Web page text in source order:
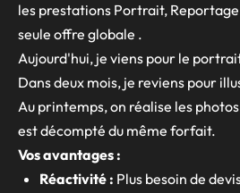
les prestations Portrait,
seule offre globale .
Aujourd'hui, je viens pour le
Dans deux mois, je reviens pour
Au printemps, on réalise les
est décompté du même forfait.
Vos avantages :
Réactivité : Plus besoin de